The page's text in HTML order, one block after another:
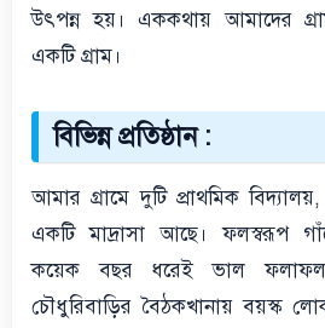
উৎপন্ন হয়। এককথায় আমাদের
একটি গ্রাম।
বিভিন্ন প্রতিষ্ঠান :
আমার গ্রামে দুটি প্রাথমিক
একটি মাদ্রাসা আছে। ফলস্বরূপ
কয়েক বছর ধরেই ভাল ফলাফল
চৌধুরিবাড়ির বৈঠকখানায় বয়স্ক